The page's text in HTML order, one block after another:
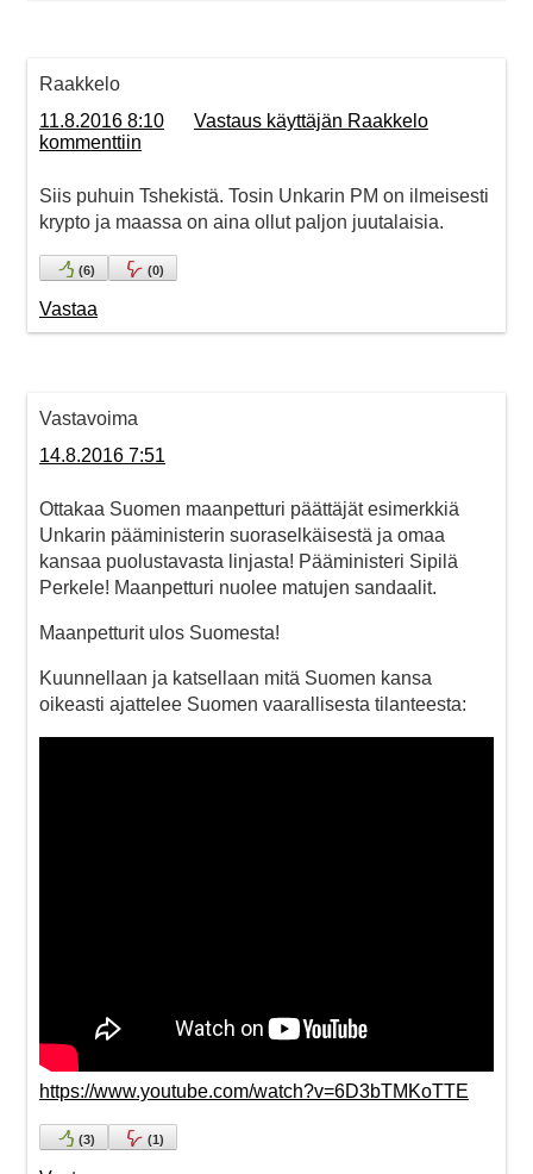
Raakkelo
11.8.2016 8:10
Vastaus käyttäjän Raakkelo
kommenttiin
Siis puhuin Tshekistä. Tosin Unkarin PM on ilmeisesti
krypto ja maassa on aina ollut paljon juutalaisia.
(6) (0)
Vastaa
Vastavoima
14.8.2016 7:51
Ottakaa Suomen maanpetturi päättäjät esimerkkiä
Unkarin pääministerin suoraselkäisestä ja omaa
kansaa puolustavasta linjasta! Pääministeri Sipilä
Perkele! Maanpetturi nuolee matujen sandaalit.
Maanpetturit ulos Suomesta!
Kuunnellaan ja katsellaan mitä Suomen kansa
oikeasti ajattelee Suomen vaarallisesta tilanteesta:
https://www.youtube.com/watch?v=6D3bTMKoTTE
(3) (1)